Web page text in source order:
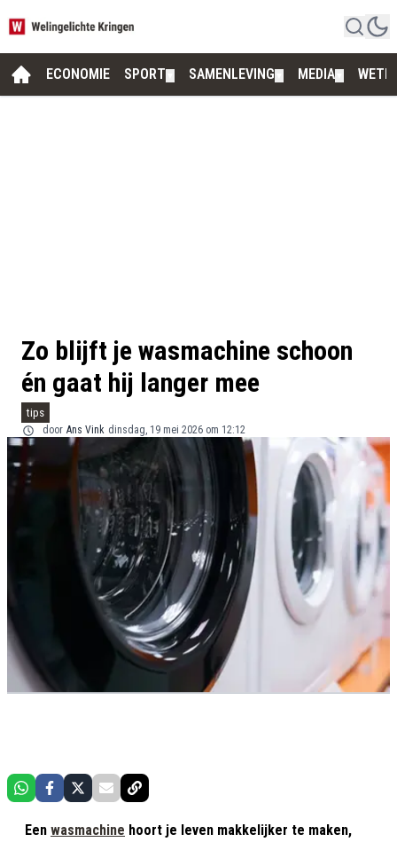
ECONOMIE SPORT SAMENLEVING MEDIA
Zo blijft je wasmachine schoon
én gaat hij langer mee
tips
door Ans Vink dinsdag, 19 mei 2026 om 12:12
Een wasmachine hoort je leven makkelijker te maken,